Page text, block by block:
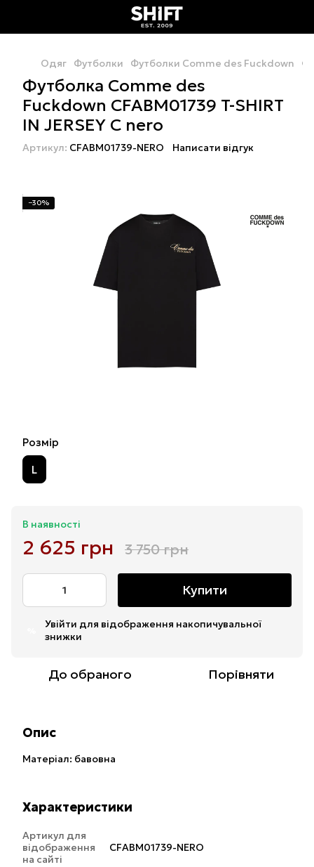
Одяг Футболки Футболки Comme des Fuckdown
Футболка Comme des
Fuckdown CFABM01739 T-SHIRT
IN JERSEY C nero
Артикул: CFABM01739-NERO Написати відгук
−30%
Розмір
L
В наявності
2 625 грн 3 750 грн
Купити
Увійти для відображення накопичувальної
знижки
До обраного Порівняти
Опис
Матеріал: бавовна
Характеристики
Артикул для
відображення
на сайті
CFABM01739-NERO